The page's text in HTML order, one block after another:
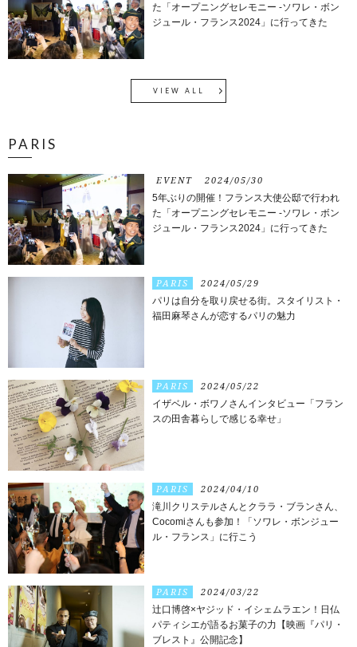
た「オープニングセレモニー -ソワレ・ボン
ジュール・フランス2024」に行ってきた
VIEW ALL
PARIS
EVENT 2024/05/30
5年ぶりの開催！フランス大使公邸で行われ
た「オープニングセレモニー -ソワレ・ボン
ジュール・フランス2024」に行ってきた
PARIS 2024/05/29
パリは自分を取り戻せる街。スタイリスト・
福田麻琴さんが恋するパリの魅力
PARIS 2024/05/22
イザベル・ボワノさんインタビュー「フラン
スの田舎暮らしで感じる幸せ」
PARIS 2024/04/10
滝川クリステルさんとクララ・ブランさん、
Cocomiさんも参加！「ソワレ・ボンジュー
ル・フランス」に行こう
PARIS 2024/03/22
辻口博啓×ヤジッド・イシェムラエン！日仏
パティシエが語るお菓子の力【映画『パリ・
ブレスト』公開記念】